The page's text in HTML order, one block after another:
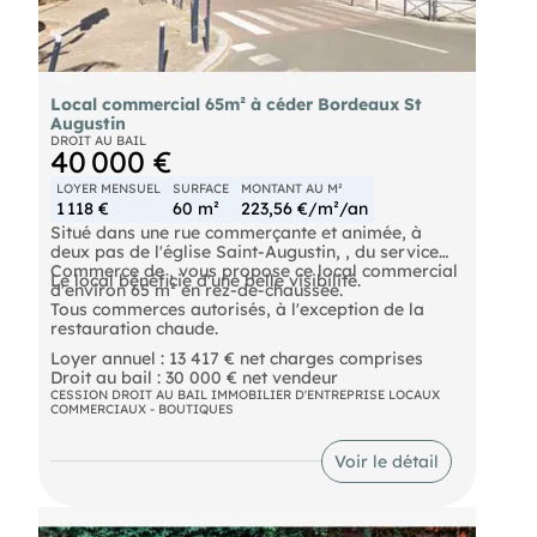
Local commercial 65m² à céder Bordeaux St
Augustin
DROIT AU BAIL
40 000 €
LOYER MENSUEL
1 118 €
SURFACE
60 m²
MONTANT AU M²
223,56 €/m²/an
Situé dans une rue commerçante et animée, à
deux pas de l'église Saint-Augustin, , du service
Commerce de , vous propose ce local commercial
d'environ 65 m² en rez-de-chaussée.
Le local bénéficie d'une belle visibilité.
Tous commerces autorisés, à l'exception de la
restauration chaude.
Loyer annuel : 13 417 € net charges comprises
Droit au bail : 30 000 € net vendeur
CESSION DROIT AU BAIL IMMOBILIER D'ENTREPRISE LOCAUX
COMMERCIAUX - BOUTIQUES
Voir le détail